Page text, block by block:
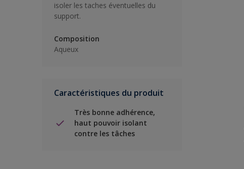
isoler les taches éventuelles du
support.
Composition
Aqueux
Caractéristiques du produit
Très bonne adhérence,
haut pouvoir isolant
contre les tâches